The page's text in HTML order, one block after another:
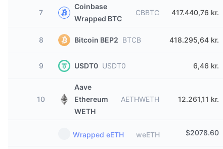
7
Coinbase
Wrapped BTC
CBBTC 417.440,76 kr.
8 Bitcoin BEP2 BTCB 418.295,64 kr.
9 USDT0 USDT0 6,46 kr.
10
Aave
Ethereum
WETH
AETHWETH 12.261,11 kr.
Wrapped eETH weETH $2078.60